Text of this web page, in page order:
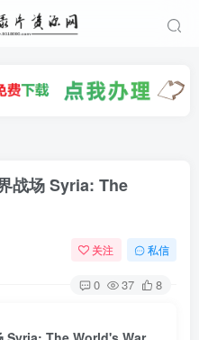
战场 Syria: The
关注 私信
0 37 8